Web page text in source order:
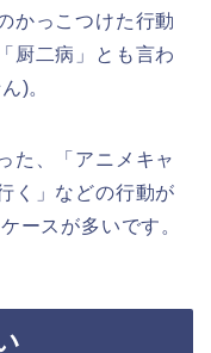
かっこつけた行動
厨二病」とも言わ
)。
た、「アニメキャ
く」などの行動が
ースが多いです。